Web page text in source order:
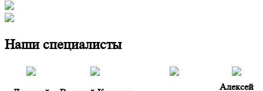
Наши специалисты
Алексей